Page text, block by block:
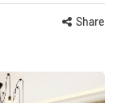
Share